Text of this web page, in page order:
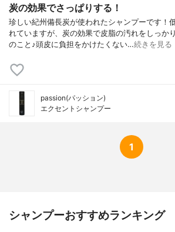
炭の効果でさっぱりする！
珍しい紀州備長炭が使われたシャンプーです！
れていますが、炭の効果で皮脂の汚れをしっか
のこと♪頭皮に負担をかけたくない…続きを見る
passion(パッション)
エクセントシャンプー
1
シャンプーおすすめランキング